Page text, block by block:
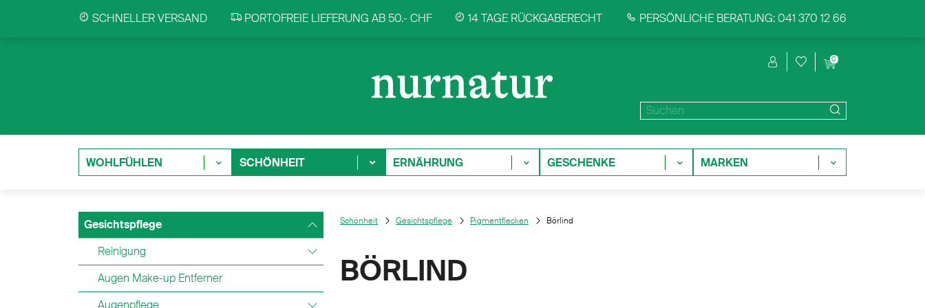
SCHNELLER VERSAND PORTOFREIE LIEFERUNG AB 50.- CHF 14 TAGE RÜCKGABERECHT PERSÖNLICHE BERATUNG: 041 370 12 66
0
WOHLFÜHLEN SCHÖNHEIT ERNÄHRUNG GESCHENKE MARKEN
Gesichtspflege
Reinigung
Augen Make-up Entferner
Augenpflege
Schönheit Gesichtspflege Pigmentflecken Börlind
BÖRLIND